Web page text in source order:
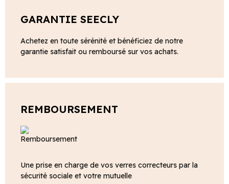
GARANTIE SEECLY
Achetez en toute sérénité et bénéficiez de notre
garantie satisfait ou remboursé sur vos achats.
REMBOURSEMENT
Une prise en charge de vos verres correcteurs par la
sécurité sociale et votre mutuelle